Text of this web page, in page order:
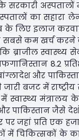
सरकारी
का सहारा
के लिए इलाज
सबसे कम खर्च करने
ब्राजील स्वास्थ्य
8.2
और
बजट में
में स्वास्थ्य
पाकिस्तान जैसे
जहां प्रति एक
में चिकित्सकों के